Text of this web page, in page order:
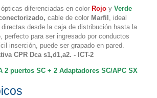
ópticas diferenciadas en color Rojo y Verde
cable de color Marfil , ideal
desde la caja de distribución hasta la
perfecto para ser ingresado por conductos
inserción, puede ser grapado en pared.
CPR Dca s1,d1,a2. - ICT-2
2 puertos SC + 2 Adaptadores SC/APC SX